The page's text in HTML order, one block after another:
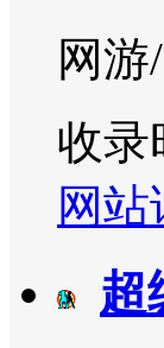
网
收录
网站
超